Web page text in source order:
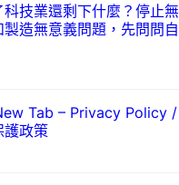
科技業還剩下什麼？停止無
造無意義問題，先問問自
Tab – Privacy Policy /
護政策